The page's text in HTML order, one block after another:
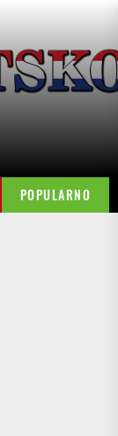
POPULARNO